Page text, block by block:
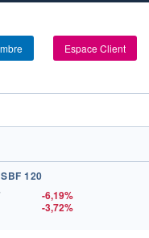
Espace Client
120
-6,19%
-3,72%